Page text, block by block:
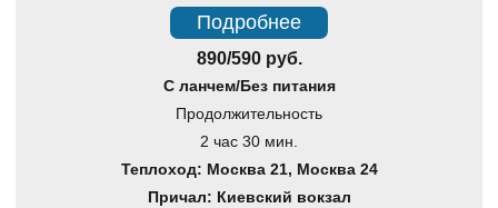
Подробнее
890/590 руб.
С ланчем/Без питания
Продолжительность
2 час 30 мин.
Теплоход: Москва 21, Москва 24
Причал: Киевский вокзал